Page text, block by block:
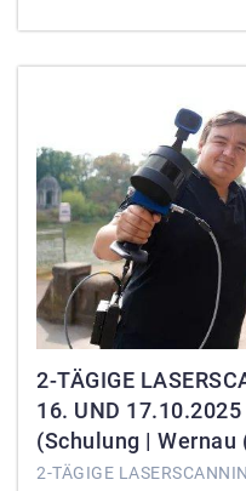
2-TÄGIGE
16. UND 17.10.2025
(Schulung | Wernau
2-TÄGIGE